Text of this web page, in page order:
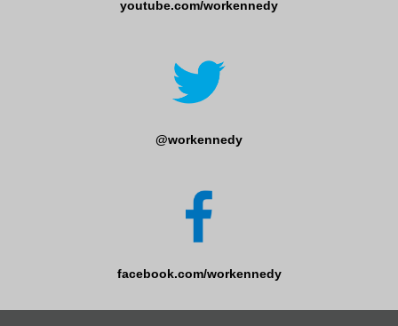
youtube.com/workennedy
@workennedy
facebook.com/workennedy